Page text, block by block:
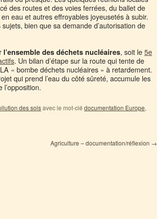
des routes et des voies ferrées, du ballet de
eau et autres effroyables joyeusetés à subir.
bien que sa demande d’autorisation de
l’ensemble des déchets nucléaires, soit le5e
. Un bilan d’étape sur la route qui tente de
« bombe déchets nucléaires » à retardement.
qui prend l’eau du côté sûreté, accumule les
des solsavec le mot-clé documentation Europe,
Agriculture – documentation/réflexion →